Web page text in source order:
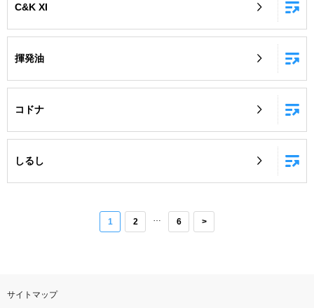
C&K XI
揮発油
コドナ
しるし
1 2 6 >
サイトマップ